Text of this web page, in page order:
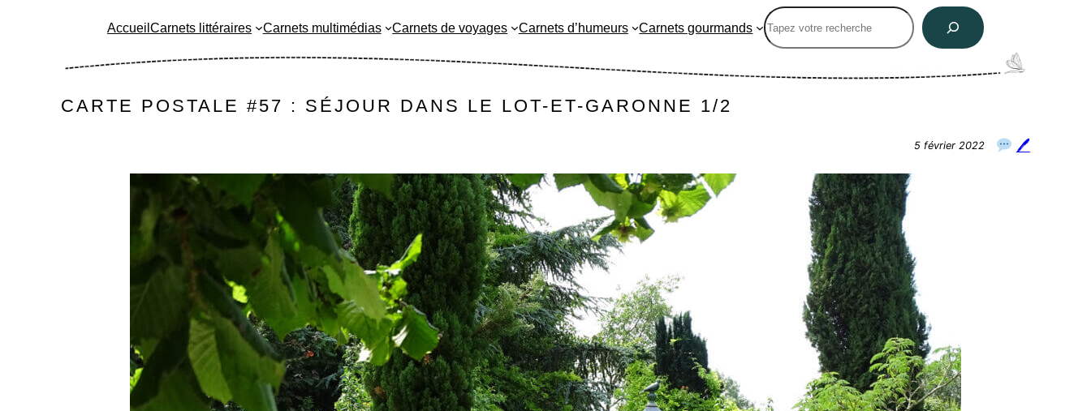
AccueilCarnets littéraires Carnets multimédias Carnets de voyages Carnets d’humeurs Carnets gourmands
Rechercher
CARTE POSTALE #57 : SÉJOUR DANS LE LOT-ET-GARONNE 1/2
5 février 2022 🖊